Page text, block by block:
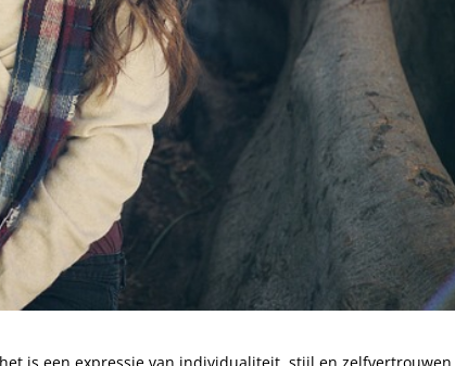
is een expressie van individualiteit, stijl en